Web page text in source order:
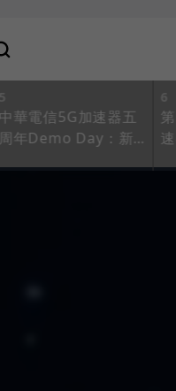
5
中華電信5G加速器五
周年Demo Day：新
6